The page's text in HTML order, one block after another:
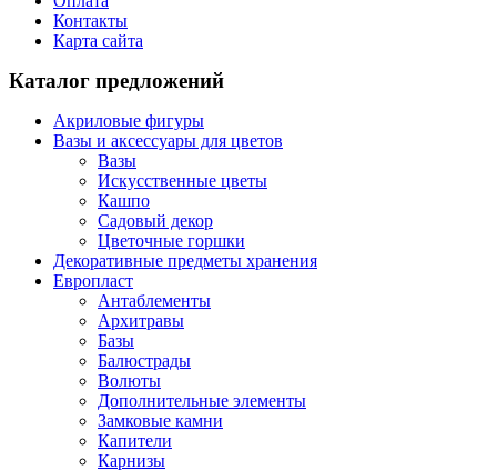
Контакты
Карта сайта
Каталог предложений
Акриловые фигуры
Вазы и аксессуары для цветов
Вазы
Искусственные цветы
Кашпо
Садовый декор
Цветочные горшки
Декоративные предметы хранения
Европласт
Антаблементы
Архитравы
Базы
Балюстрады
Волюты
Дополнительные элементы
Замковые камни
Капители
Карнизы